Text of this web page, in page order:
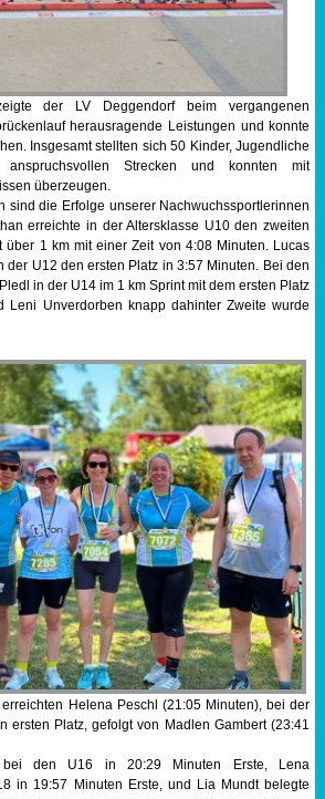
der LV Deggendorf beim vergangenen
herausragende Leistungen und konnte
Insgesamt stellten sich 50 Kinder, Jugendliche
Strecken und konnten mit
überzeugen.
sind die Erfolge unserer Nachwuchssportlerinnen
erreichte in der Altersklasse U10 den zweiten
über 1 km mit einer Zeit von 4:08 Minuten. Lucas
der U12 den ersten Platz in 3:57 Minuten. Bei den
in der U14 im 1 km Sprint mit dem ersten Platz
Leni Unverdorben knapp dahinter Zweite wurde
Helena Peschl (21:05 Minuten), bei der
ersten Platz, gefolgt von Madlen Gambert (23:41
bei den U16 in 20:29 Minuten Erste, Lena
in 19:57 Minuten Erste, und Lia Mundt belegte